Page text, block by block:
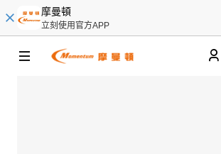
摩曼頓
立刻使用官方APP